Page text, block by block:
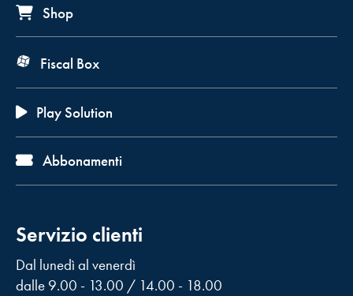
Shop
Fiscal Box
Play Solution
Abbonamenti
Servizio clienti
Dal lunedì al venerdì
dalle 9.00 - 13.00 / 14.00 - 18.00